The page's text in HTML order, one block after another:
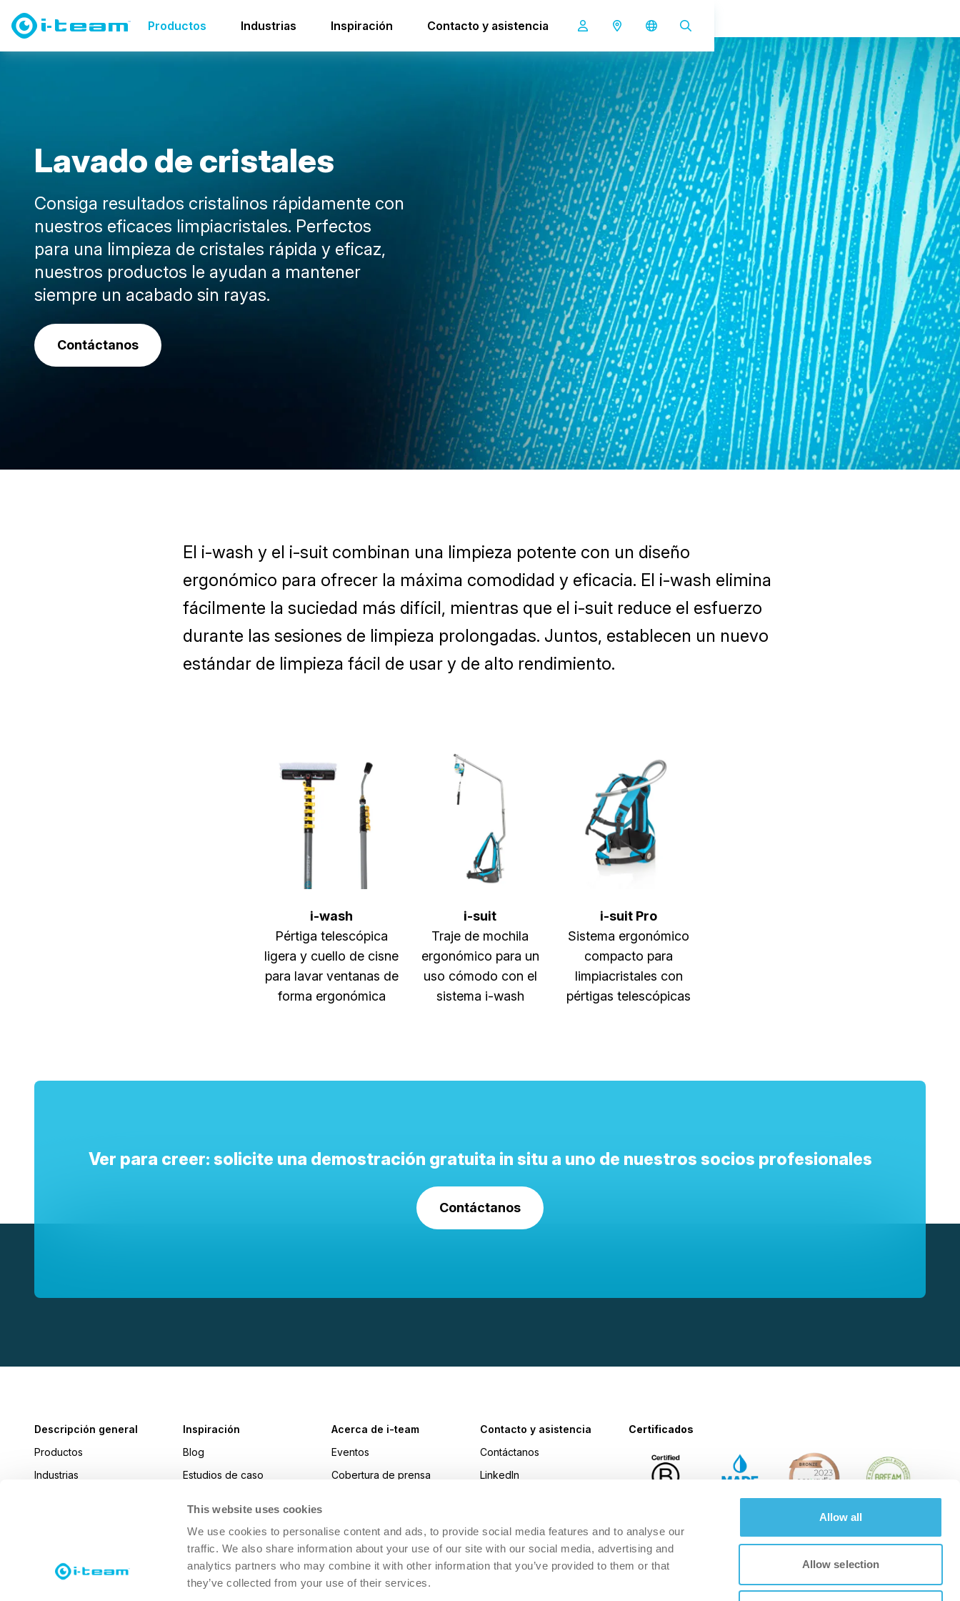
This website uses cookies
We use cookies to personalise content and ads, to provide social media features and to analyse our
traffic. We also share information about your use of our site with our social media, advertising and
analytics partners who may combine it with other information that you’ve provided to them or that
they’ve collected from your use of their services.
Allow all
Allow selection
Productos Industrias Inspiración Contacto y asistencia
Lavado de cristales
Lavadodecristales
Consiga resultados cristalinos rápidamente con
nuestros eficaces limpiacristales. Perfectos
para una limpieza de cristales rápida y eficaz,
nuestros productos le ayudan a mantener
siempre un acabado sin rayas.
Contáctanos
El i-wash y el i-suit combinan una limpieza potente con un diseño
ergonómico para ofrecer la máxima comodidad y eficacia. El i-wash elimina
fácilmente la suciedad más difícil, mientras que el i-suit reduce el esfuerzo
durante las sesiones de limpieza prolongadas. Juntos, establecen un nuevo
estándar de limpieza fácil de usar y de alto rendimiento.
i-wash
Pértiga telescópica
ligera y cuello de cisne
para lavar ventanas de
forma ergonómica
i-suit
Traje de mochila
ergonómico para un
uso cómodo con el
sistema i-wash
i-suit Pro
Sistema ergonómico
compacto para
limpiacristales con
pértigas telescópicas
Ver para creer: solicite una demostración gratuita in situ a uno de nuestros socios profesionales
Contáctanos
Descripción general
Productos
Industrias
Inspiración
Blog
Estudios de caso
Acerca de i-team
Eventos
Cobertura de prensa
Sostenibilidad
Made Blue
i-academy
Contacto y asistencia
Contáctanos
LinkedIn
Facebook
Certificados